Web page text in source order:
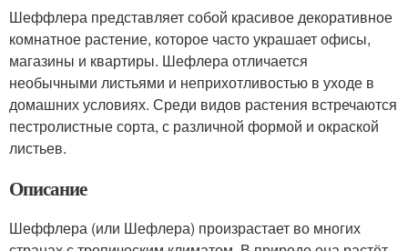
Шеффлера представляет собой красивое декоративное
комнатное растение, которое часто украшает офисы,
магазины и квартиры. Шефлера отличается
необычными листьями и неприхотливостью в уходе в
домашних условиях. Среди видов растения встречаются
пестролистные сорта, с различной формой и окраской
листьев.
Описание
Шеффлера (или Шефлера) произрастает во многих